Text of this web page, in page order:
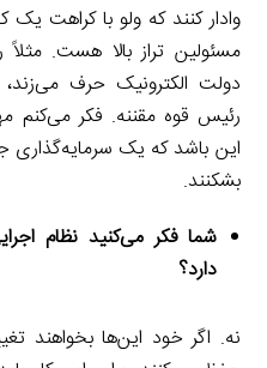
وادار کنند که ولو با کراهت یک
مسئولین تراز بالا هست.
دولت الکترونیک حرف
رئیس قوه مقننه. فکر می‌کنم
این باشد که یک سرمایه‌گذاری
بشکنند.
شما فکر می‌کنید نظام
دارد؟
نه. اگر خود این‌ها بخواهند